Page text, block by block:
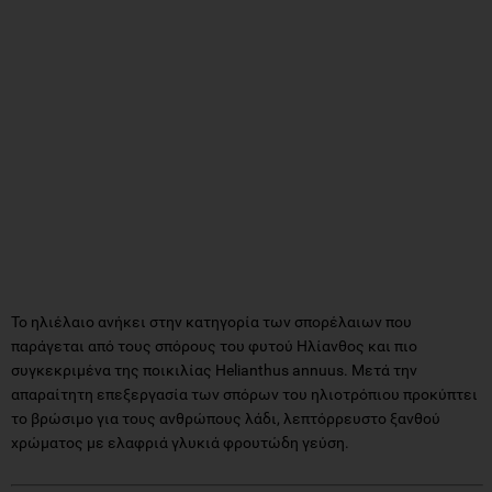
Το ηλιέλαιο ανήκει στην κατηγορία των σπορέλαιων που
παράγεται από τους σπόρους του φυτού Ηλίανθος και πιο
συγκεκριμένα της ποικιλίας Helianthus annuus. Μετά την
απαραίτητη επεξεργασία των σπόρων του ηλιοτρόπιου προκύπτει
το βρώσιμο για τους ανθρώπους λάδι, λεπτόρρευστο ξανθού
χρώματος με ελαφριά γλυκιά φρουτώδη γεύση.